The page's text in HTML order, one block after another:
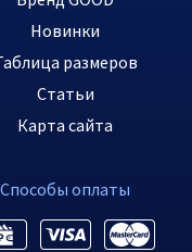
Новинки
размеров
Статьи
Карта сайта
Способы оплаты